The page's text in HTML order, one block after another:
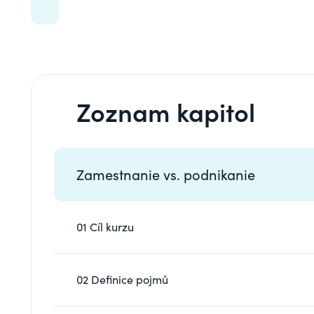
Zoznam kapitol
Zamestnanie vs. podnikanie
01 Cíl kurzu
02 Definice pojmů